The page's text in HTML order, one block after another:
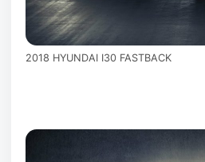
2018 HYUNDAI I30 FASTBACK